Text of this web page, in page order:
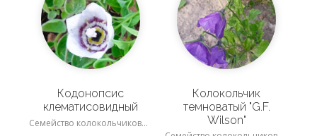
Кодонопсис
клематисовидный
Семейство колокольчиковые
Колокольчик
темноватый "G.F.
Wilson"